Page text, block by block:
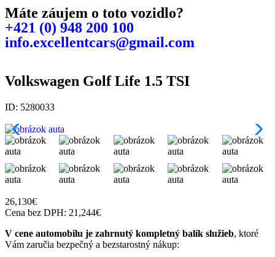
Máte záujem o toto vozidlo?
+421 (0) 948 200 100
info.excellentcars@gmail.com
Volkswagen Golf Life 1.5 TSI
ID: 5280033
26,130€
Cena bez DPH: 21,244€
V cene automobilu je zahrnutý kompletný balík služieb, ktoré
Vám zaručia bezpečný a bezstarostný nákup: